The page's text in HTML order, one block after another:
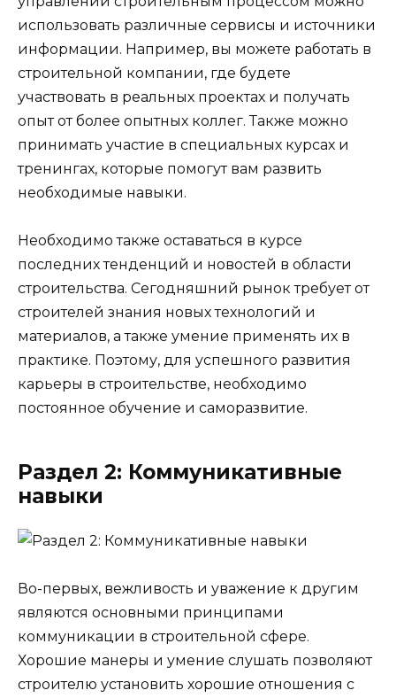
использовать различные сервисы и источники
информации. Например, вы можете работать в
строительной компании, где будете
участвовать в реальных проектах и получать
опыт от более опытных коллег. Также можно
принимать участие в специальных курсах и
тренингах, которые помогут вам развить
необходимые навыки.
Необходимо также оставаться в курсе
последних тенденций и новостей в области
строительства. Сегодняшний рынок требует от
строителей знания новых технологий и
материалов, а также умение применять их в
практике. Поэтому, для успешного развития
карьеры в строительстве, необходимо
постоянное обучение и саморазвитие.
Раздел 2: Коммуникативные
навыки
Во-первых, вежливость и уважение к другим
являются основными принципами
коммуникации в строительной сфере.
Хорошие манеры и умение слушать позволяют
строителю установить хорошие отношения с